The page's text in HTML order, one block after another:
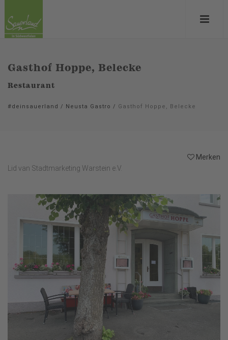
Gasthof Hoppe, Belecke
Restaurant
#deinsauerland / Neusta Gastro / Gasthof Hoppe, Belecke
Merken
Lid van Stadtmarketing Warstein e.V.